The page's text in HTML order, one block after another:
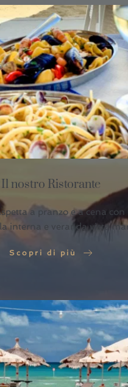
Il nostro Ristorante
a pranzo e a cena con
interna e veranda vista
Scopri di più